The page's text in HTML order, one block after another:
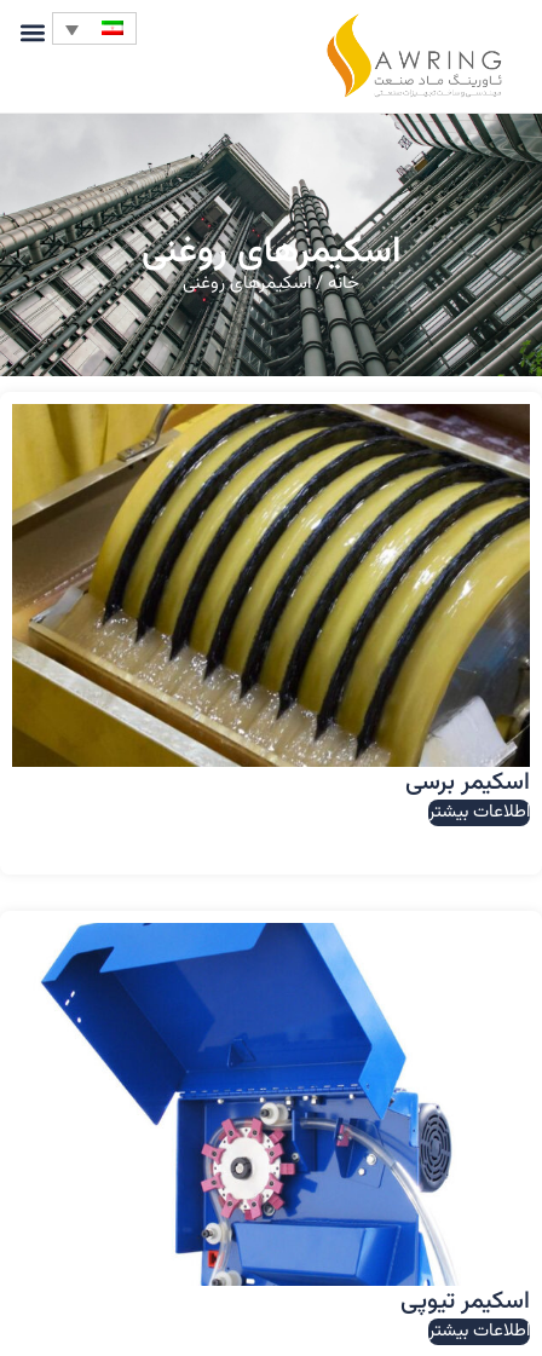
اسکیمرهای روغنی
خانه/ اسکیمرهای روغنی
اسکیمر برسی
اطلاعات بیشتر
اسکیمر تیوپی
اطلاعات بیشتر